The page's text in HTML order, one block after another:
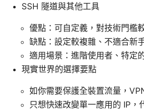
SSH 隧道與其他工具
優點：可自定義，對技術門檻
缺點：設定較複雜、不適合新
適用場景：進階使用者、特定
現實世界的選擇要點
如你需要保護全裝置流量，
只想快速改變單一應用的 IP，